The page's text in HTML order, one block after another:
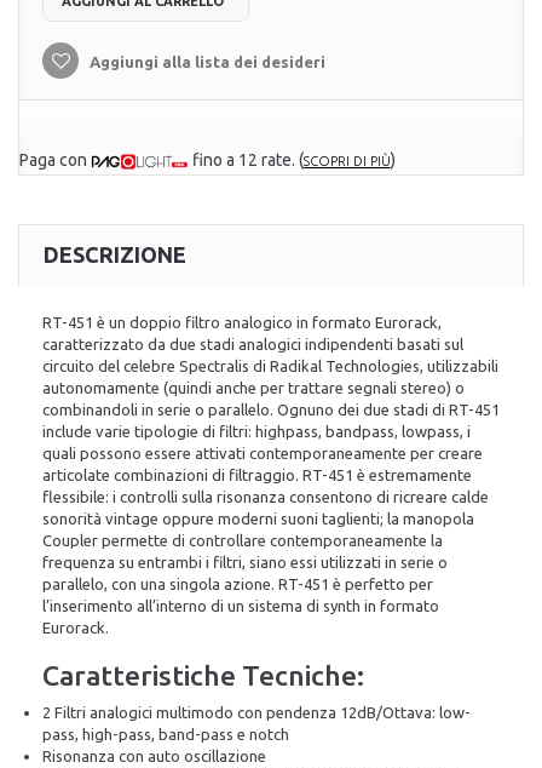
Aggiungi alla lista dei desideri
Paga con fino a 12 rate. (SCOPRI DI PIÙ)
DESCRIZIONE
RT-451 è un doppio filtro analogico in formato Eurorack,
caratterizzato da due stadi analogici indipendenti basati sul
circuito del celebre Spectralis di Radikal Technologies, utilizzabili
autonomamente (quindi anche per trattare segnali stereo) o
combinandoli in serie o parallelo. Ognuno dei due stadi di RT-451
include varie tipologie di filtri: highpass, bandpass, lowpass, i
quali possono essere attivati contemporaneamente per creare
articolate combinazioni di filtraggio. RT-451 è estremamente
flessibile: i controlli sulla risonanza consentono di ricreare calde
sonorità vintage oppure moderni suoni taglienti; la manopola
Coupler permette di controllare contemporaneamente la
frequenza su entrambi i filtri, siano essi utilizzati in serie o
parallelo, con una singola azione. RT-451 è perfetto per
l’inserimento all’interno di un sistema di synth in formato
Eurorack.
Caratteristiche Tecniche:
2 Filtri analogici multimodo con pendenza 12dB/Ottava: low-
pass, high-pass, band-pass e notch
Risonanza con auto oscillazione